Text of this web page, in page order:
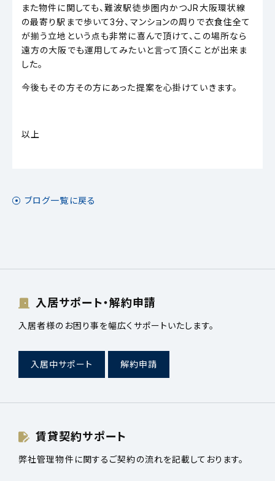
また物件に関しても、難波駅徒歩圏内かつJR大阪環状線
の最寄り駅まで歩いて3分、マンションの周りで衣食住全て
が揃う立地という点も非常に喜んで頂けて、この場所なら
遠方の大阪でも運用してみたいと言って頂くことが出来ま
した。
今後もその方その方にあった提案を心掛けていきます。
以上
ブログ一覧に戻る
入居サポート・解約申請
入居者様のお困り事を幅広くサポートいたします。
入居中サポート 解約申請
賃貸契約サポート
弊社管理物件に関するご契約の流れを記載しております。